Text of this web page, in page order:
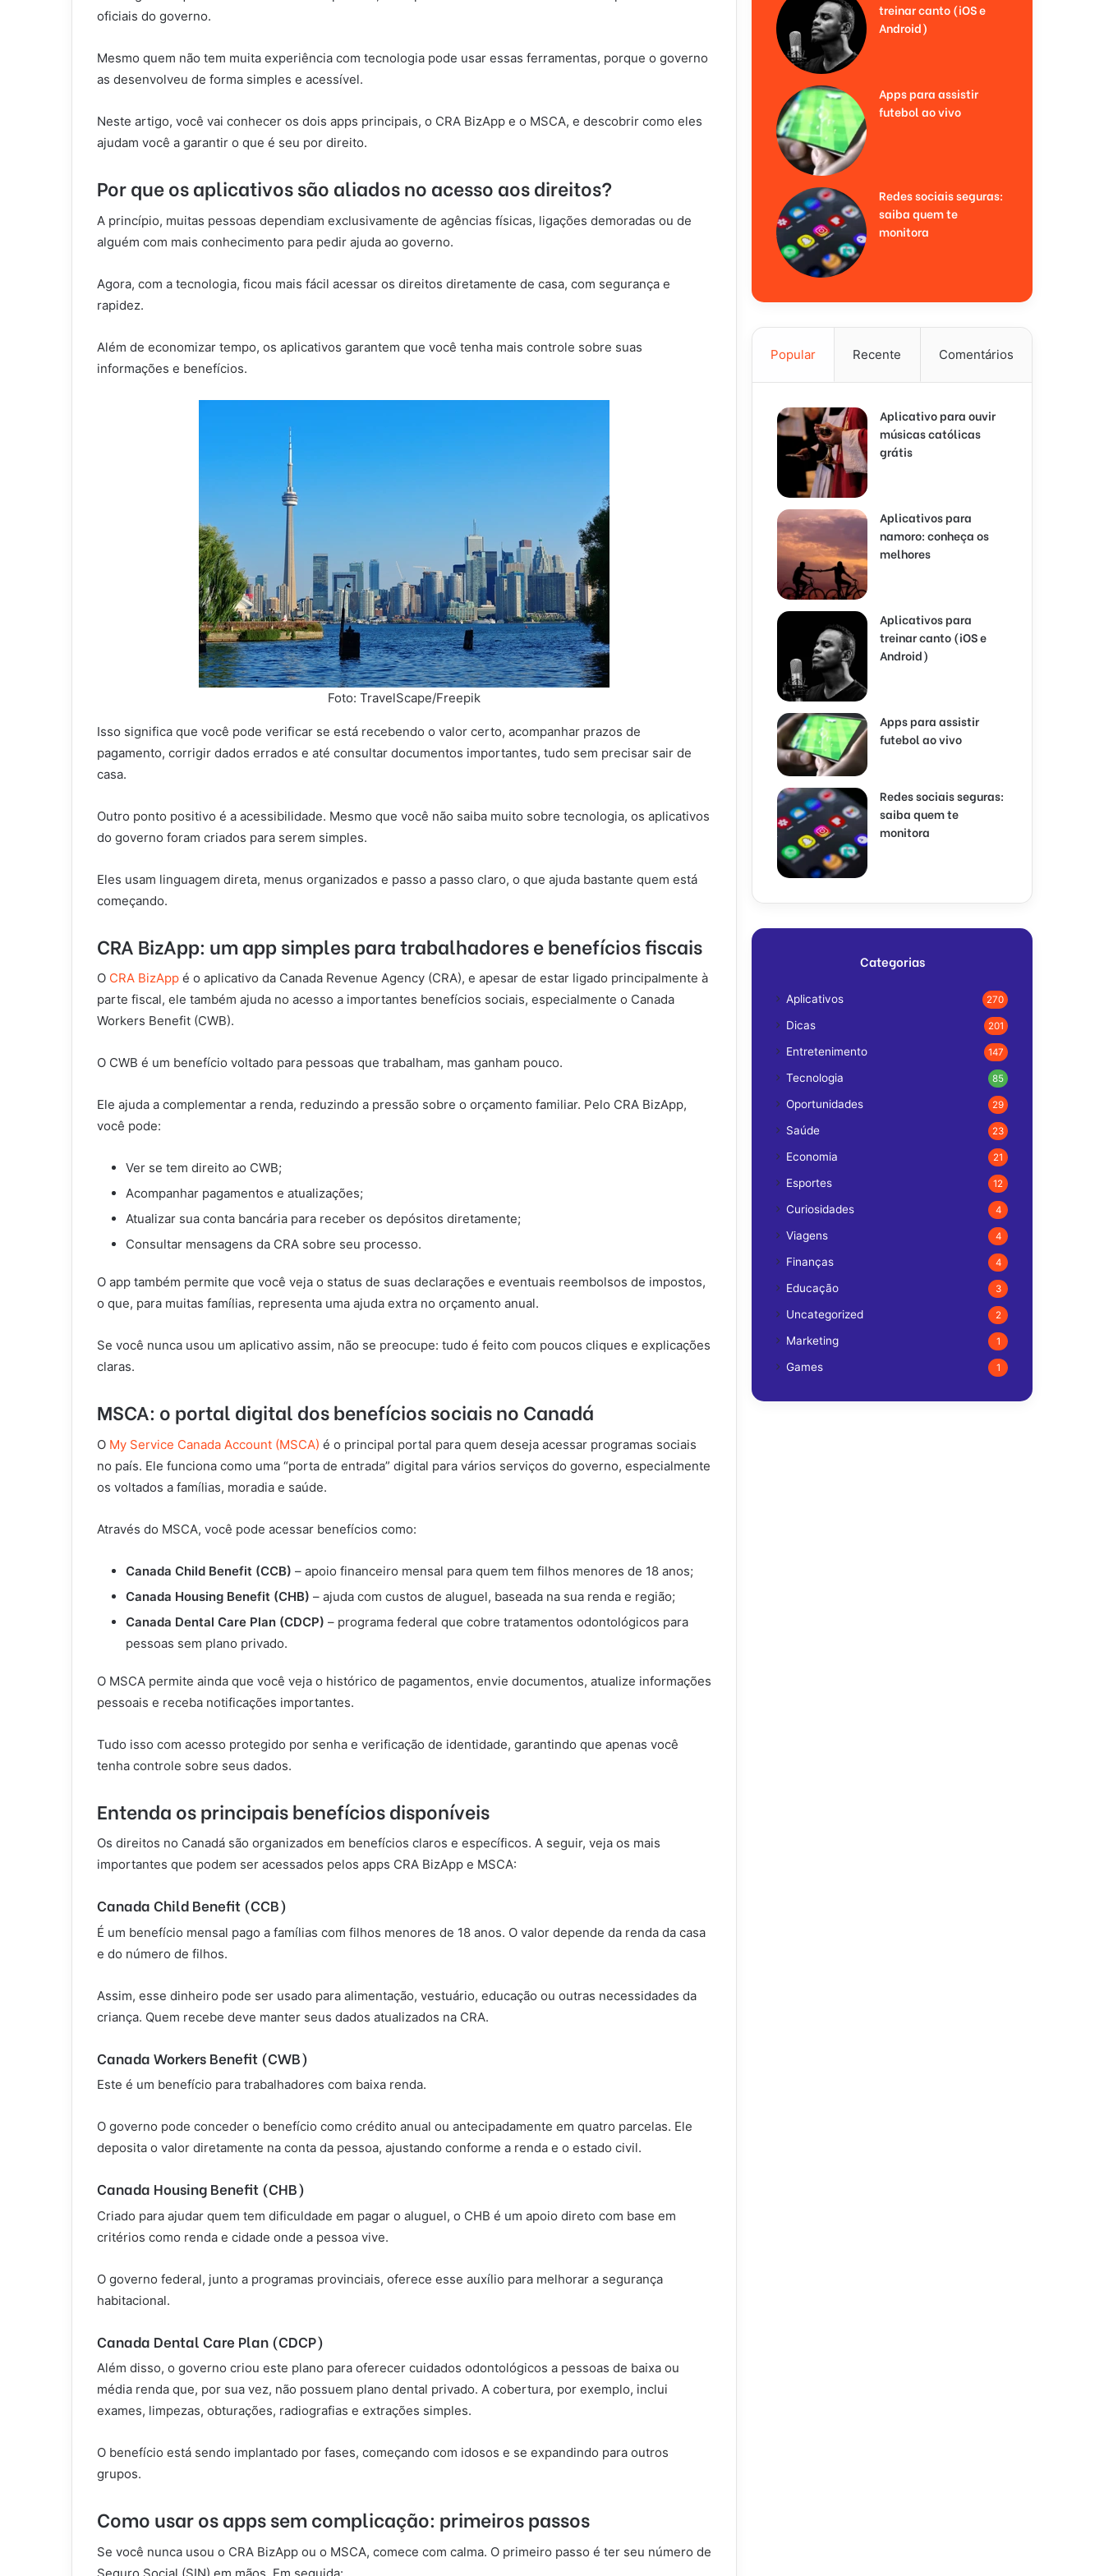
oficiais do governo.
Mesmo quem não tem muita experiência com tecnologia pode usar essas ferramentas, porque o governo
as desenvolveu de forma simples e acessível.
Neste artigo, você vai conhecer os dois apps principais, o CRA BizApp e o MSCA, e descobrir como eles
ajudam você a garantir o que é seu por direito.
Por que os aplicativos são aliados no acesso aos direitos?
A princípio, muitas pessoas dependiam exclusivamente de agências físicas, ligações demoradas ou de
alguém com mais conhecimento para pedir ajuda ao governo.
Agora, com a tecnologia, ficou mais fácil acessar os direitos diretamente de casa, com segurança e
rapidez.
Além de economizar tempo, os aplicativos garantem que você tenha mais controle sobre suas
informações e benefícios.
Foto: TravelScape/Freepik
Isso significa que você pode verificar se está recebendo o valor certo, acompanhar prazos de
pagamento, corrigir dados errados e até consultar documentos importantes, tudo sem precisar sair de
casa.
Outro ponto positivo é a acessibilidade. Mesmo que você não saiba muito sobre tecnologia, os aplicativos
do governo foram criados para serem simples.
Eles usam linguagem direta, menus organizados e passo a passo claro, o que ajuda bastante quem está
começando.
CRA BizApp: um app simples para trabalhadores e benefícios fiscais
O CRA BizApp é o aplicativo da Canada Revenue Agency (CRA), e apesar de estar ligado principalmente à
parte fiscal, ele também ajuda no acesso a importantes benefícios sociais, especialmente o Canada
Workers Benefit (CWB).
O CWB é um benefício voltado para pessoas que trabalham, mas ganham pouco.
Ele ajuda a complementar a renda, reduzindo a pressão sobre o orçamento familiar. Pelo CRA BizApp,
você pode:
Ver se tem direito ao CWB;
Acompanhar pagamentos e atualizações;
Atualizar sua conta bancária para receber os depósitos diretamente;
Consultar mensagens da CRA sobre seu processo.
O app também permite que você veja o status de suas declarações e eventuais reembolsos de impostos,
o que, para muitas famílias, representa uma ajuda extra no orçamento anual.
Se você nunca usou um aplicativo assim, não se preocupe: tudo é feito com poucos cliques e explicações
claras.
MSCA: o portal digital dos benefícios sociais no Canadá
O My Service Canada Account (MSCA) é o principal portal para quem deseja acessar programas sociais
no país. Ele funciona como uma “porta de entrada” digital para vários serviços do governo, especialmente
os voltados a famílias, moradia e saúde.
Através do MSCA, você pode acessar benefícios como:
Canada Child Benefit (CCB) – apoio financeiro mensal para quem tem filhos menores de 18 anos;
Canada Housing Benefit (CHB) – ajuda com custos de aluguel, baseada na sua renda e região;
Canada Dental Care Plan (CDCP) – programa federal que cobre tratamentos odontológicos para
pessoas sem plano privado.
O MSCA permite ainda que você veja o histórico de pagamentos, envie documentos, atualize informações
pessoais e receba notificações importantes.
Tudo isso com acesso protegido por senha e verificação de identidade, garantindo que apenas você
tenha controle sobre seus dados.
Entenda os principais benefícios disponíveis
Os direitos no Canadá são organizados em benefícios claros e específicos. A seguir, veja os mais
importantes que podem ser acessados pelos apps CRA BizApp e MSCA:
Canada Child Benefit (CCB)
É um benefício mensal pago a famílias com filhos menores de 18 anos. O valor depende da renda da casa
e do número de filhos.
Assim, esse dinheiro pode ser usado para alimentação, vestuário, educação ou outras necessidades da
criança. Quem recebe deve manter seus dados atualizados na CRA.
Canada Workers Benefit (CWB)
Este é um benefício para trabalhadores com baixa renda.
O governo pode conceder o benefício como crédito anual ou antecipadamente em quatro parcelas. Ele
deposita o valor diretamente na conta da pessoa, ajustando conforme a renda e o estado civil.
Canada Housing Benefit (CHB)
Criado para ajudar quem tem dificuldade em pagar o aluguel, o CHB é um apoio direto com base em
critérios como renda e cidade onde a pessoa vive.
O governo federal, junto a programas provinciais, oferece esse auxílio para melhorar a segurança
habitacional.
Canada Dental Care Plan (CDCP)
Além disso, o governo criou este plano para oferecer cuidados odontológicos a pessoas de baixa ou
média renda que, por sua vez, não possuem plano dental privado. A cobertura, por exemplo, inclui
exames, limpezas, obturações, radiografias e extrações simples.
O benefício está sendo implantado por fases, começando com idosos e se expandindo para outros
grupos.
Como usar os apps sem complicação: primeiros passos
Se você nunca usou o CRA BizApp ou o MSCA, comece com calma. O primeiro passo é ter seu número de
Seguro Social (SIN) em mãos. Em seguida:
treinar canto (iOS e
Android)
Apps para assistir
futebol ao vivo
Redes sociais seguras:
saiba quem te
monitora
Popular Recente Comentários
Aplicativo para ouvir
músicas católicas
grátis
Aplicativos para
namoro: conheça os
melhores
Aplicativos para
treinar canto (iOS e
Android)
Apps para assistir
futebol ao vivo
Redes sociais seguras:
saiba quem te
monitora
Categorias
Aplicativos 270
Dicas 201
Entretenimento 147
Tecnologia 85
Oportunidades 29
Saúde 23
Economia 21
Esportes 12
Curiosidades 4
Viagens 4
Finanças 4
Educação 3
Uncategorized 2
Marketing 1
Games 1